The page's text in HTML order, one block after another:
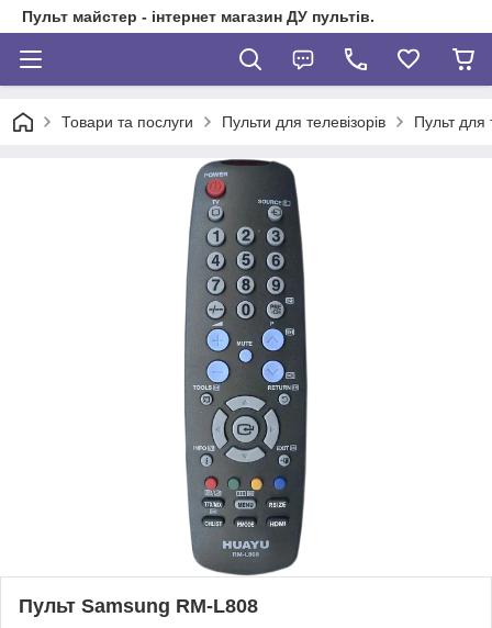
Пульт майстер - інтернет магазин ДУ пультів.
Товари та послуги Пульти для телевізорів Пульт для
Пульт Samsung RM-L808